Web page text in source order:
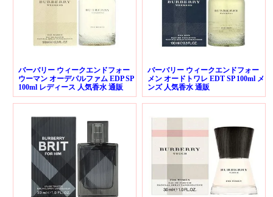
バーバリー ウィークエンドフォー
ウーマン オーデパルファム EDP SP
100ml レディース 人気香水 通販
バーバリー ウィークエンドフォー
メン オードトワレ EDT SP 100ml メ
ンズ 人気香水 通販